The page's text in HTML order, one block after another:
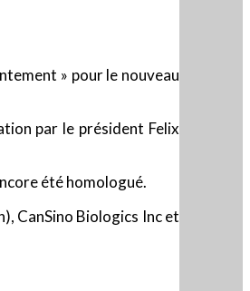
» pour le nouveau
par le président Felix
été homologué.
CanSino Biologics Inc et